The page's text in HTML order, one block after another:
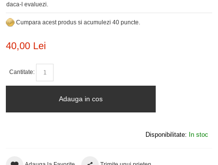
daca-l evaluezi.
Cumpara acest produs si acumulezi 40 puncte.
40,00 Lei
Cantitate:
Adauga in cos
Disponibilitate: In stoc